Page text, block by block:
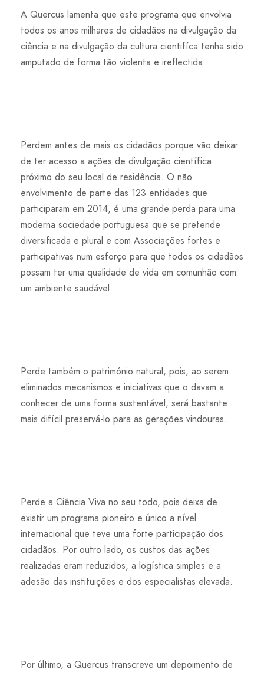
A Quercus lamenta que este programa que envolvia
todos os anos milhares de cidadãos na divulgação da
ciência e na divulgação da cultura cientifíca tenha sido
amputado de forma tão violenta e ireflectida.
Perdem antes de mais os cidadãos porque vão deixar
de ter acesso a ações de divulgação científica
próximo do seu local de residência. O não
envolvimento de parte das 123 entidades que
participaram em 2014, é uma grande perda para uma
moderna sociedade portuguesa que se pretende
diversificada e plural e com Associações fortes e
participativas num esforço para que todos os cidadãos
possam ter uma qualidade de vida em comunhão com
um ambiente saudável.
Perde também o património natural, pois, ao serem
eliminados mecanismos e iniciativas que o davam a
conhecer de uma forma sustentável, será bastante
mais difícil preservá-lo para as gerações vindouras.
Perde a Ciência Viva no seu todo, pois deixa de
existir um programa pioneiro e único a nível
internacional que teve uma forte participação dos
cidadãos. Por outro lado, os custos das ações
realizadas eram reduzidos, a logística simples e a
adesão das instituições e dos especialistas elevada.
Por último, a Quercus transcreve um depoimento de